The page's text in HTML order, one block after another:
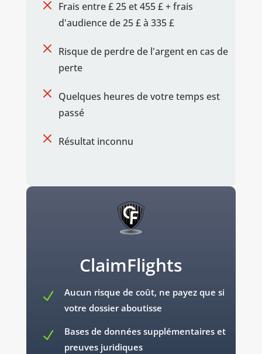
M Frais entre £ 25 et 455 £ + frais
d'audience de 25 £ à 335 £
M Risque de perdre de l'argent en cas de
perte
M Quelques heures de votre temps est
passé
M Résultat inconnu
ClaimFlights
N
Aucun risque de coût, ne payez que si
votre dossier aboutisse
N
Bases de données supplémentaires et
preuves juridiques